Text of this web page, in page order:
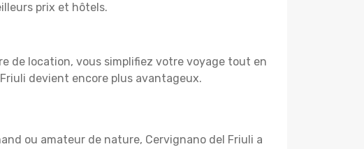
prix et hôtels.
de location, vous simplifiez votre voyage tout en
devient encore plus avantageux.
ou amateur de nature, Cervignano del Friuli a